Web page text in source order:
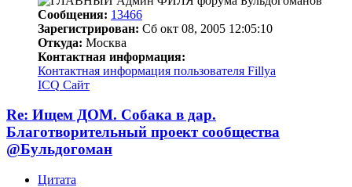
Сообщения: 13466
Зарегистрирован: Сб окт 08, 2005 12:05:10
Откуда: Москва
Контактная информация:
Контактная информация пользователя Fillya
ICQ Сайт
Re: Ищем ДОМ. Собака в дар.
Благотворительный проект сообщества
@Бульдогоман
Цитата